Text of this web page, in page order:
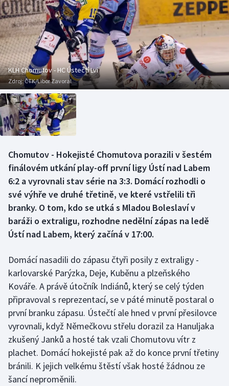
Americký fotbal
Baseball a softbal
Basketbal
Biatlon
Boby a skeleton
Curling
Dostihy
Florbal
Golf
Gymnastika
Házená
Jezdectví
Judo
NEPŘEHLÉDNĚTE
Soutěže
Historické návraty
Aplikace ČT sport
AZ kvíz
KLH Chomutov - HC Ústečtí Lvi
Zdroj:ČTK/Libor Zavoral
Chomutov - Hokejisté Chomutova porazili v šestém
finálovém utkání play-off první ligy Ústí nad Labem
6:2 a vyrovnali stav série na 3:3. Domácí rozhodli o
své výhře ve druhé třetině, ve které vstřelili tři
branky. O tom, kdo se utká s Mladou Boleslaví v
baráži o extraligu, rozhodne nedělní zápas na ledě
Ústí nad Labem, který začíná v 17:00.
Domácí nasadili do zápasu čtyři posily z extraligy -
karlovarské Parýzka, Deje, Kuběnu a plzeňského
Kováře. A právě útočník Indiánů, který se celý týden
připravoval s reprezentací, se v páté minutě postaral o
první branku zápasu. Ústečtí ale hned v první přesilovce
vyrovnali, když Němečkovu střelu dorazil za Hanuljaka
zkušený Janků a hosté tak vzali Chomutovu vítr z
plachet. Domácí hokejisté pak až do konce první třetiny
bránili. K jejich velkému štěstí však hosté žádnou ze
šancí neproměnili.